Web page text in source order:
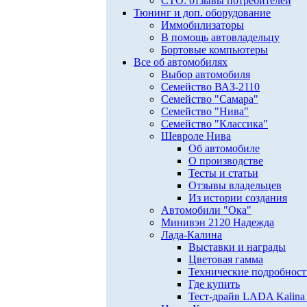
Тюнинг и доп. оборудование
Иммобилизаторы
В помощь автовладельцу
Бортовые компьютеры
Все об автомобилях
Выбор автомобиля
Семейство ВАЗ-2110
Семейство "Самара"
Семейство "Нива"
Семейство "Классика"
Шевроле Нива
Об автомобиле
О производстве
Тесты и статьи
Отзывы владельцев
Из истории создания
Автомобили "Ока"
Минивэн 2120 Надежда
Лада-Калина
Выставки и награды
Цветовая гамма
Технические
Где купить
Тест-драйв LADA Kalina